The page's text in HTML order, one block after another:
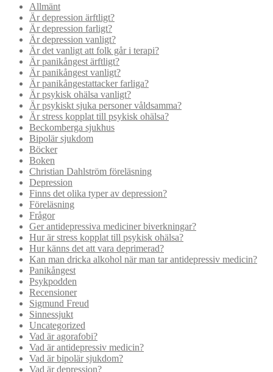
Allmänt
Är depression ärftligt?
Är depression farligt?
Är depression vanligt?
Är det vanligt att folk går i terapi?
Är panikångest ärftligt?
Är panikångest vanligt?
Är panikångestattacker farliga?
Är psykisk ohälsa vanligt?
Är psykiskt sjuka personer våldsamma?
Är stress kopplat till psykisk ohälsa?
Beckomberga sjukhus
Bipolär sjukdom
Böcker
Boken
Christian Dahlström föreläsning
Depression
Finns det olika typer av depression?
Föreläsning
Frågor
Ger antidepressiva mediciner biverkningar?
Hur är stress kopplat till psykisk ohälsa?
Hur känns det att vara deprimerad?
Kan man dricka alkohol när man tar antidepressiv medicin?
Panikångest
Psykpodden
Recensioner
Sigmund Freud
Sinnessjukt
Uncategorized
Vad är agorafobi?
Vad är antidepressiv medicin?
Vad är bipolär sjukdom?
Vad är depression?